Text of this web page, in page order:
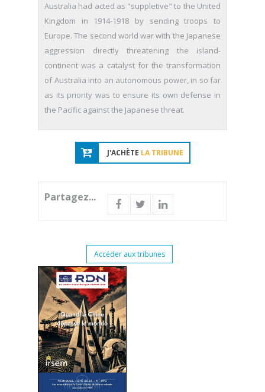
Australia had acted as "suppletive" to the United
Kingdom in 1914-1918 by sending troops to
Europe. The second world war with the Japanese
aggression directly threatening the island-
continent was a catalyst for the transformation
of Australia into an autonomous power, in so far
as its priority was to ensure its own defense in
the Pacific against the Japanese threat.
J'ACHÈTE LA TRIBUNE
Partagez...
Accéder aux tribunes